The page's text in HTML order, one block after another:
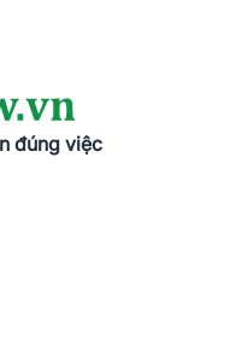
đúng việc